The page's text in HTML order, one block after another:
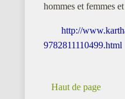
hommes et femmes
http://
9782811110499.html
Haut de page